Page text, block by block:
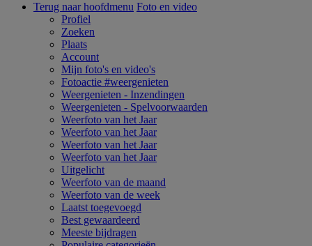
Terug naar hoofdmenu Foto en video
Profiel
Zoeken
Plaats
Account
Mijn foto's en video's
Fotoactie #weergenieten
Weergenieten - Inzendingen
Weergenieten - Spelvoorwaarden
Weerfoto van het Jaar
Weerfoto van het Jaar
Weerfoto van het Jaar
Weerfoto van het Jaar
Uitgelicht
Weerfoto van de maand
Weerfoto van de week
Laatst toegevoegd
Best gewaardeerd
Meeste bijdragen